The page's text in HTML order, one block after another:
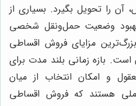
آن را تحویل بگیرد. بسیاری از
بهبود وضعیت حمل‌ونقل شخصی
مزایای فروش اقساطی
بازه زمانی بلند مدت برای
و امکان انتخاب از میان
هستند که فروش اقساطی